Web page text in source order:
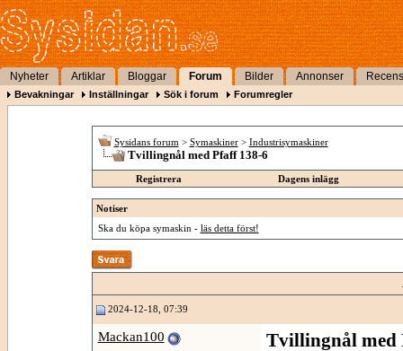
Nyheter Artiklar Bloggar Forum Bilder Annonser
Bevakningar Inställningar Sök i forum Forumregler
Sysidans forum > Symaskiner > Industrisymaskiner
Tvillingnål med Pfaff 138-6
Registrera Dagens inlägg
Notiser
Ska du köpa symaskin - läs detta först!
2024-12-18, 07:39
Mackan100
Tvillingnål med